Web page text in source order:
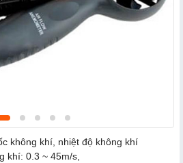
không khí, nhiệt độ không khí
khí: 0.3 ~ 45m/s,